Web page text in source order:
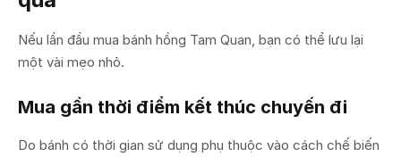
Nếu lần đầu mua bánh hồng Tam Quan, bạn có thể lưu lại
một vài mẹo nhỏ.
Mua gần thời điểm kết thúc chuyến đi
Do bánh có thời gian sử dụng phụ thuộc vào cách chế biến